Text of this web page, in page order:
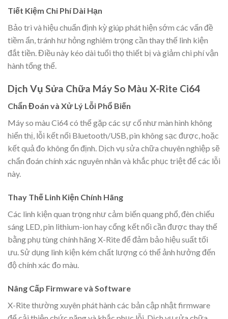
Tiết Kiệm Chi Phí Dài Hạn
Bảo trì và hiệu chuẩn định kỳ giúp phát hiện sớm các vấn đề
tiềm ẩn, tránh hư hỏng nghiêm trọng cần thay thế linh kiện
đắt tiền. Điều này kéo dài tuổi thọ thiết bị và giảm chi phí vận
hành tổng thể.
Dịch Vụ Sửa Chữa Máy So Màu X-Rite Ci64
Chẩn Đoán và Xử Lý Lỗi Phổ Biến
Máy so màu Ci64 có thể gặp các sự cố như màn hình không
hiển thị, lỗi kết nối Bluetooth/USB, pin không sạc được, hoặc
kết quả đo không ổn định. Dịch vụ sửa chữa chuyên nghiệp sẽ
chẩn đoán chính xác nguyên nhân và khắc phục triệt để các lỗi
này.
Thay Thế Linh Kiện Chính Hãng
Các linh kiện quan trọng như cảm biến quang phổ, đèn chiếu
sáng LED, pin lithium-ion hay cổng kết nối cần được thay thế
bằng phụ tùng chính hãng X-Rite để đảm bảo hiệu suất tối
ưu. Sử dụng linh kiện kém chất lượng có thể ảnh hưởng đến
độ chính xác đo màu.
Nâng Cấp Firmware và Software
X-Rite thường xuyên phát hành các bản cập nhật firmware